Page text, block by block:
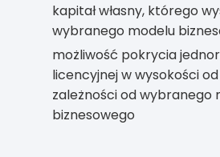
kapitał własny, którego
wybranego modelu
możliwość pokrycia
licencyjnej w wysokości
zależności od wybranego
biznesowego